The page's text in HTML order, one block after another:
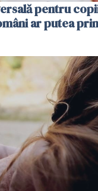
pentru
ar putea